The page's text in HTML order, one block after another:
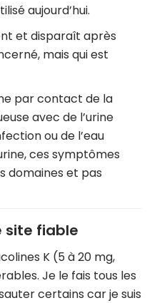
aujourd’hui.
et disparaît après
mais qui est
par contact de la
avec de l’urine
ou de l’eau
ces symptômes
domaines et pas
site fiable
K (5 à 20 mg,
Je le fais tous les
certains car je suis